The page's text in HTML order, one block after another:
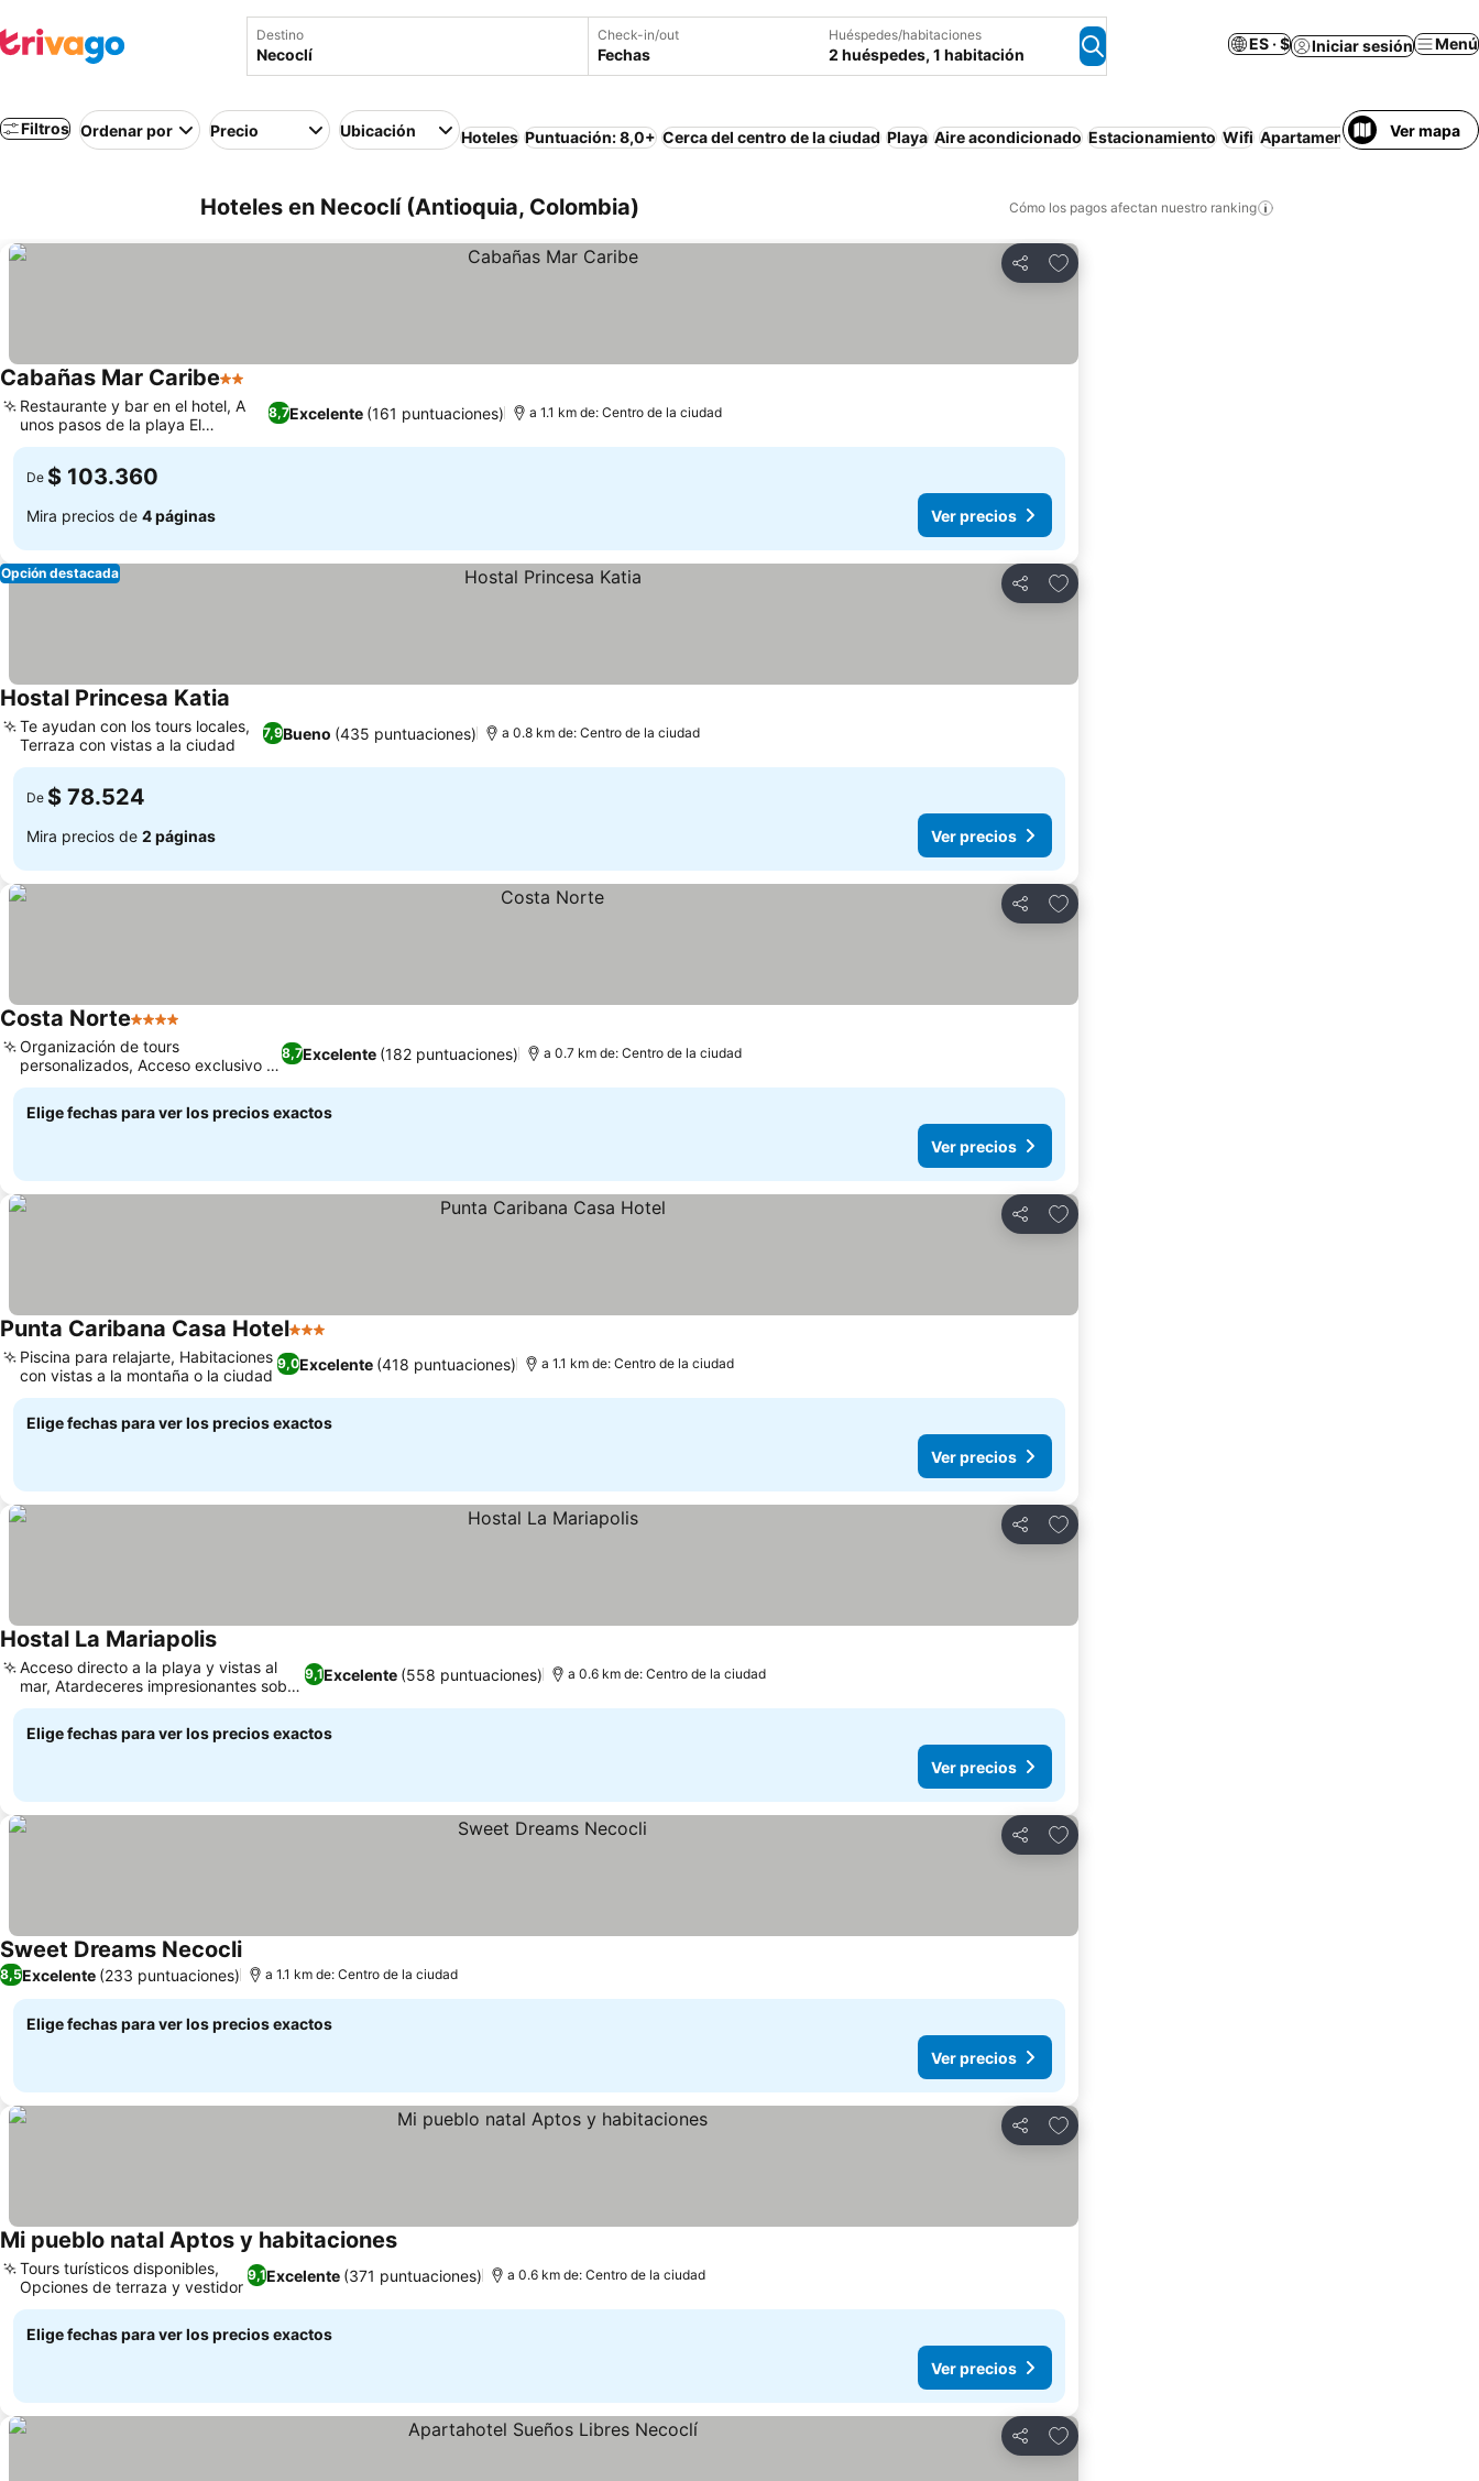
Destino Check-in/out
Fechas
Huéspedes/habitaciones
2 huéspedes, 1 habitación
ES · $ Iniciar sesión Menú
Filtros Ordenar por Precio Ubicación Hoteles Puntuación: 8,0+ Cerca del centro de la ciudad Playa Aire acondicionado Estacionamiento Wifi Apartamento amueblado
Ver mapa
Hoteles en Necoclí (Antioquia, Colombia) Cómo los pagos afectan nuestro ranking
Compartir
Agregar a favoritos
Cabañas Mar Caribe2 Estrellas
8,7Excelente (161 puntuaciones)
Restaurante y bar en el hotel, A
unos pasos de la playa El
Pescador
a 1.1 km de: Centro de la ciudad
De $ 103.360
Mira precios de 4 páginas Ver precios
Compartir
Agregar a favoritos
Opción destacada
Hostal Princesa Katia
7,9Bueno (435 puntuaciones)
Te ayudan con los tours locales,
Terraza con vistas a la ciudad
a 0.8 km de: Centro de la ciudad
De $ 78.524
Mira precios de 2 páginas Ver precios
Compartir
Agregar a favoritos
Costa Norte4 Estrellas
8,7Excelente (182 puntuaciones)
Organización de tours
personalizados, Acceso exclusivo a
playa privada
a 0.7 km de: Centro de la ciudad
Elige fechas para ver los precios exactos
Ver precios
Compartir
Agregar a favoritos
Punta Caribana Casa Hotel3 Estrellas
9,0Excelente (418 puntuaciones)
Piscina para relajarte, Habitaciones
con vistas a la montaña o la ciudad
a 1.1 km de: Centro de la ciudad
Elige fechas para ver los precios exactos
Ver precios
Compartir
Agregar a favoritos
Hostal La Mariapolis
9,1Excelente (558 puntuaciones)
Acceso directo a la playa y vistas al
mar, Atardeceres impresionantes sobre
el mar
a 0.6 km de: Centro de la ciudad
Elige fechas para ver los precios exactos
Ver precios
Compartir
Agregar a favoritos
Sweet Dreams Necocli
8,5Excelente (233 puntuaciones) a 1.1 km de: Centro de la ciudad
Elige fechas para ver los precios exactos
Ver precios
Compartir
Agregar a favoritos
Mi pueblo natal Aptos y habitaciones
9,1Excelente (371 puntuaciones)
Tours turísticos disponibles,
Opciones de terraza y vestidor
a 0.6 km de: Centro de la ciudad
Elige fechas para ver los precios exactos
Ver precios
Compartir
Agregar a favoritos